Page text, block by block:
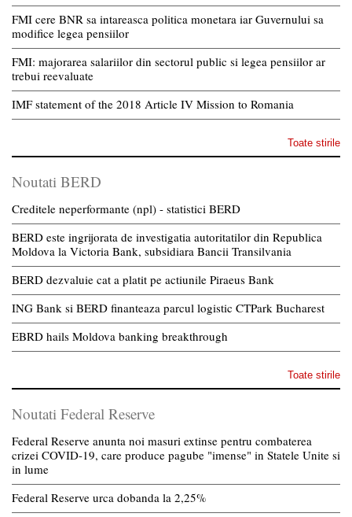
FMI cere BNR sa intareasca politica monetara iar Guvernului sa
modifice legea pensiilor
FMI: majorarea salariilor din sectorul public si legea pensiilor ar
trebui reevaluate
IMF statement of the 2018 Article IV Mission to Romania
Toate stirile
Noutati BERD
Creditele neperformante (npl) - statistici BERD
BERD este ingrijorata de investigatia autoritatilor din Republica
Moldova la Victoria Bank, subsidiara Bancii Transilvania
BERD dezvaluie cat a platit pe actiunile Piraeus Bank
ING Bank si BERD finanteaza parcul logistic CTPark Bucharest
EBRD hails Moldova banking breakthrough
Toate stirile
Noutati Federal Reserve
Federal Reserve anunta noi masuri extinse pentru combaterea
crizei COVID-19, care produce pagube "imense" in Statele Unite si
in lume
Federal Reserve urca dobanda la 2,25%